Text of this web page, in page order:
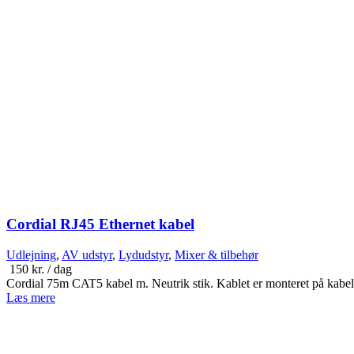
Cordial RJ45 Ethernet kabel
Udlejning, AV udstyr, Lydudstyr, Mixer & tilbehør
150 kr. / dag
Cordial 75m CAT5 kabel m. Neutrik stik. Kablet er monteret på
Læs mere